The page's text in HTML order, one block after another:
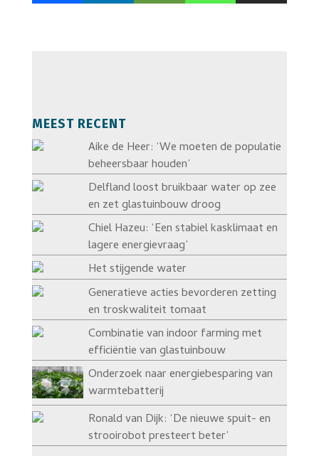
MEEST RECENT
Aike de Heer: ‘We moeten de populatie
beheersbaar houden’
Delfland loost bruikbaar water op zee
en zet glastuinbouw droog
Chiel Hazeu: ‘Een stabiel kasklimaat en
lagere energievraag’
Het stijgende water
Generatieve acties bevorderen zetting
en troskwaliteit tomaat
Combinatie van indoor farming met
efficiëntie van glastuinbouw
Onderzoek naar energiebesparing van
warmtebatterij
Ronald van Dijk: ‘De nieuwe spuit- en
strooirobot presteert beter’